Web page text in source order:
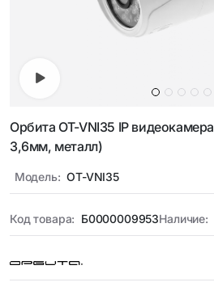
Орбита OT-VNI35 IP
3,6мм, металл)
Модель:OT-VNI35
Код товара: Б0000009953Наличие: